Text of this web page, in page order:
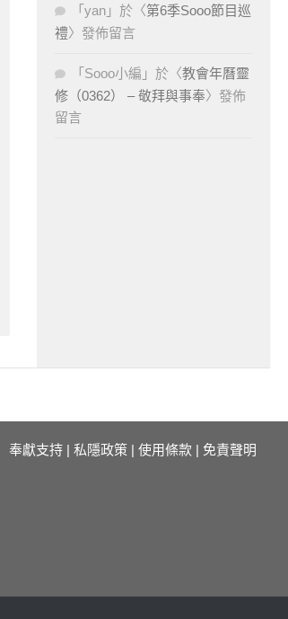
「 yan 」於〈第6季Sooo節目巡
禮〉發佈留言
「 Sooo小編 」於〈教會年曆靈
修（0362） – 敬拜與事奉〉發佈
留言
奉獻支持 | 私隱政策 | 使用條款 | 免責聲明